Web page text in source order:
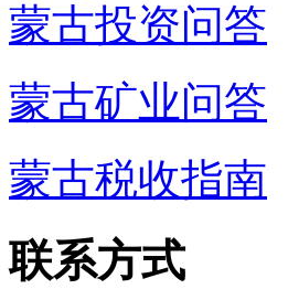
蒙古投资问答
蒙古矿业问答
蒙古税收指南
联系方式